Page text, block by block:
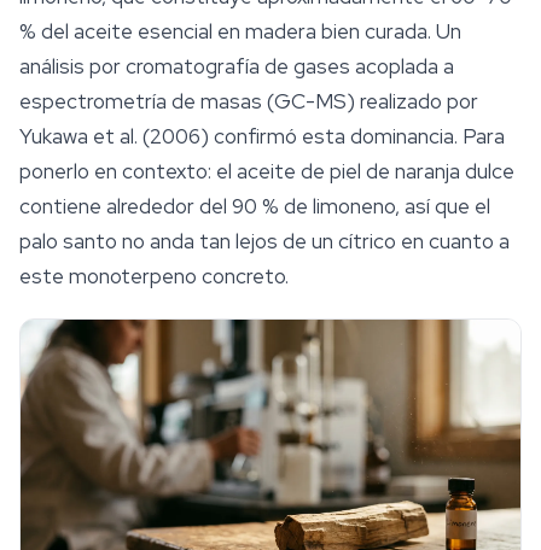
% del aceite esencial en madera bien curada. Un
análisis por cromatografía de gases acoplada a
espectrometría de masas (GC-MS) realizado por
Yukawa et al. (2006) confirmó esta dominancia. Para
ponerlo en contexto: el aceite de piel de naranja dulce
contiene alrededor del 90 % de limoneno, así que el
palo santo no anda tan lejos de un cítrico en cuanto a
este monoterpeno concreto.